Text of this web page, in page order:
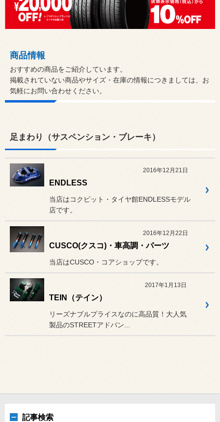
商品情報
おすすめの商品をご紹介しています。
掲載されていない商品やサイズ・在庫の情報につきましては、お
気軽にお問い合わせください。
足まわり（サスペンション・ブレーキ）
2016年12月21日
ENDLESS
当店はコクピット・タイヤ館ENDLESSモデル
店です。
2016年12月22日
CUSCO(クスコ)・車高調・パーツ
当店はCUSCO・コアショップです。
2017年1月13日
TEIN（テイン）
リーズナブルプライスなのに高品質！大人気
製品のSTREETアドバン...
記事検索